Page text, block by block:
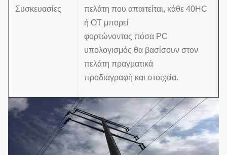
Συσκευασίες
πελάτη που απαιτείται, κάθε 40HC
ή OT μπορεί
φορτώνοντας πόσα PC
υπολογισμός θα βασίσουν στον
πελάτη πραγματικά
προδιαγραφή και στοιχεία.